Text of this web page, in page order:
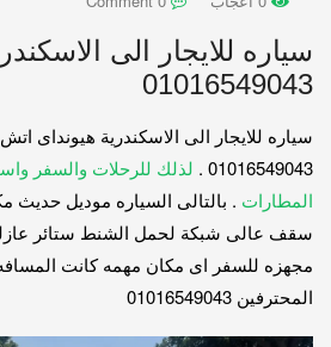
سياره للايجار الى
01016549043
01016549043 .
لذلك للرحلات والسفر
المطارات . بالتالى السياره موديل حديث
مجهزه للسفر اى مكان مهمه كانت المسافه
المحترفين 01016549043